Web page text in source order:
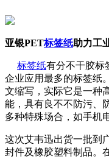
亚银PET标签纸助力工
标签纸有分不干胶标
企业应用最多的标签纸
文缩写，实际它是一种
能，具有良不不防污、
多种特殊场合，如手机
这次艾韦迅出货一批到
封件及橡胶塑料制品。